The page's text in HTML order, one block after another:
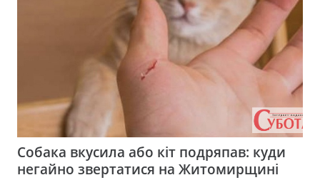
Собака вкусила або кіт подряпав: куди
негайно звертатися на Житомирщині